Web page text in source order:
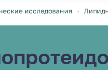
исследования